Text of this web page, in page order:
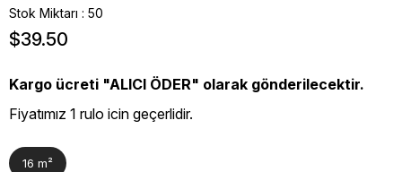
Stok Miktarı : 50
$39.50
Kargo ücreti "ALICI ÖDER" olarak gönderilecektir.
Fiyatımız 1 rulo icin geçerlidir.
16 m²